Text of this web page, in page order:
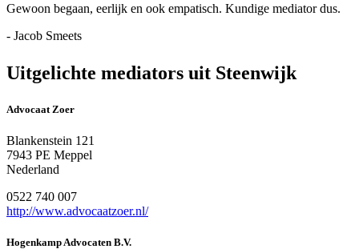
Gewoon begaan, eerlijk en ook empatisch. Kundige mediator dus.
- Jacob Smeets
Uitgelichte mediators uit Steenwijk
Advocaat Zoer
Blankenstein 121
7943 PE Meppel
Nederland
0522 740 007
http://www.advocaatzoer.nl/
Hogenkamp Advocaten B.V.